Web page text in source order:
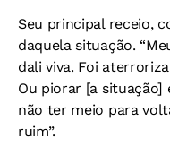
Seu principal receio,
daquela situação.
dali viva. Foi
Ou piorar [a
não ter meio para
ruim”.